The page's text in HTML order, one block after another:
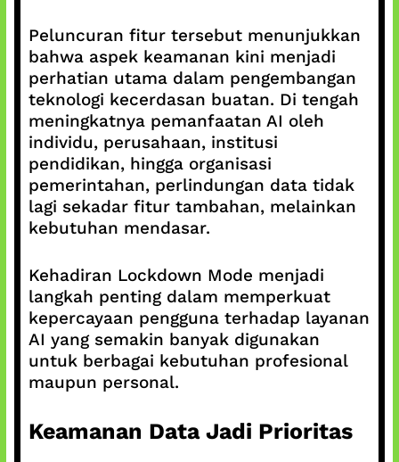
Peluncuran fitur tersebut menunjukkan
bahwa aspek keamanan kini menjadi
perhatian utama dalam pengembangan
teknologi kecerdasan buatan. Di tengah
meningkatnya pemanfaatan AI oleh
individu, perusahaan, institusi
pendidikan, hingga organisasi
pemerintahan, perlindungan data tidak
lagi sekadar fitur tambahan, melainkan
kebutuhan mendasar.
Kehadiran Lockdown Mode menjadi
langkah penting dalam memperkuat
kepercayaan pengguna terhadap layanan
AI yang semakin banyak digunakan
untuk berbagai kebutuhan profesional
maupun personal.
Keamanan Data Jadi Prioritas